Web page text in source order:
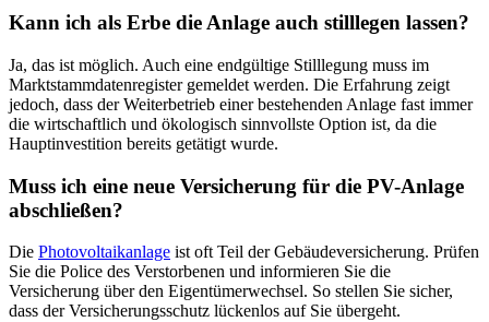
Kann ich als Erbe die Anlage auch stilllegen lassen?
Ja, das ist möglich. Auch eine endgültige Stilllegung muss im
Marktstammdatenregister gemeldet werden. Die Erfahrung zeigt
jedoch, dass der Weiterbetrieb einer bestehenden Anlage fast immer
die wirtschaftlich und ökologisch sinnvollste Option ist, da die
Hauptinvestition bereits getätigt wurde.
Muss ich eine neue Versicherung für die PV-Anlage
abschließen?
Die Photovoltaikanlage ist oft Teil der Gebäudeversicherung. Prüfen
Sie die Police des Verstorbenen und informieren Sie die
Versicherung über den Eigentümerwechsel. So stellen Sie sicher,
dass der Versicherungsschutz lückenlos auf Sie übergeht.